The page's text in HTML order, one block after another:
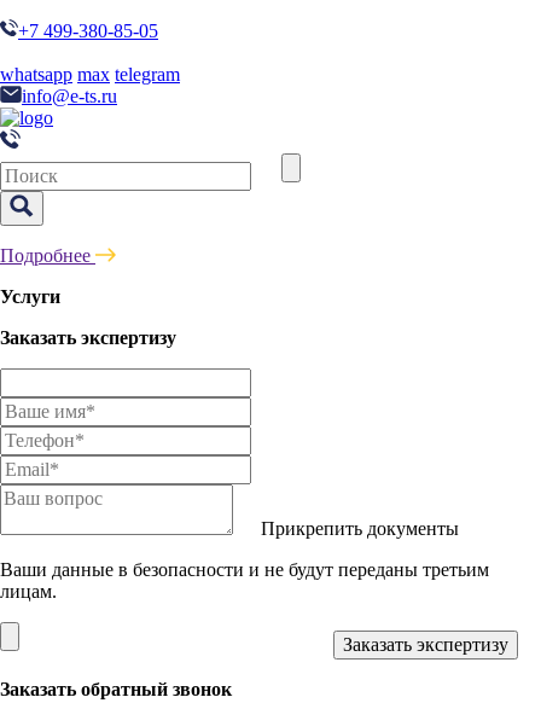
+7 499-380-85-05
whatsapp max telegram
info@e-ts.ru
Подробнее
Услуги
Заказать экспертизу
Прикрепить документы
Ваши данные в безопасности и не будут переданы третьим
лицам.
Заказать обратный звонок